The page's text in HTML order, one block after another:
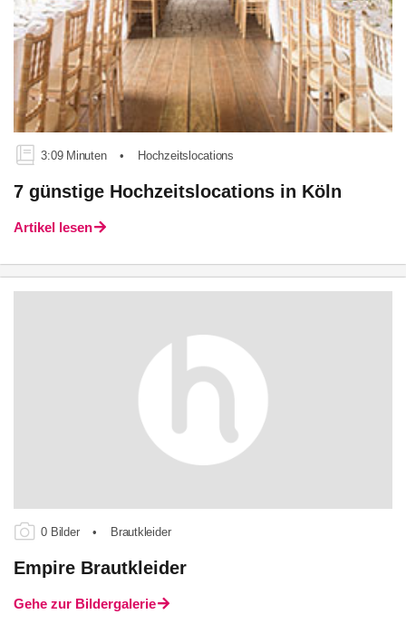
3:09 Minuten • Hochzeitslocations
7 günstige Hochzeitslocations in Köln
Artikel lesen
0 Bilder • Brautkleider
Empire Brautkleider
Gehe zur Bildergalerie